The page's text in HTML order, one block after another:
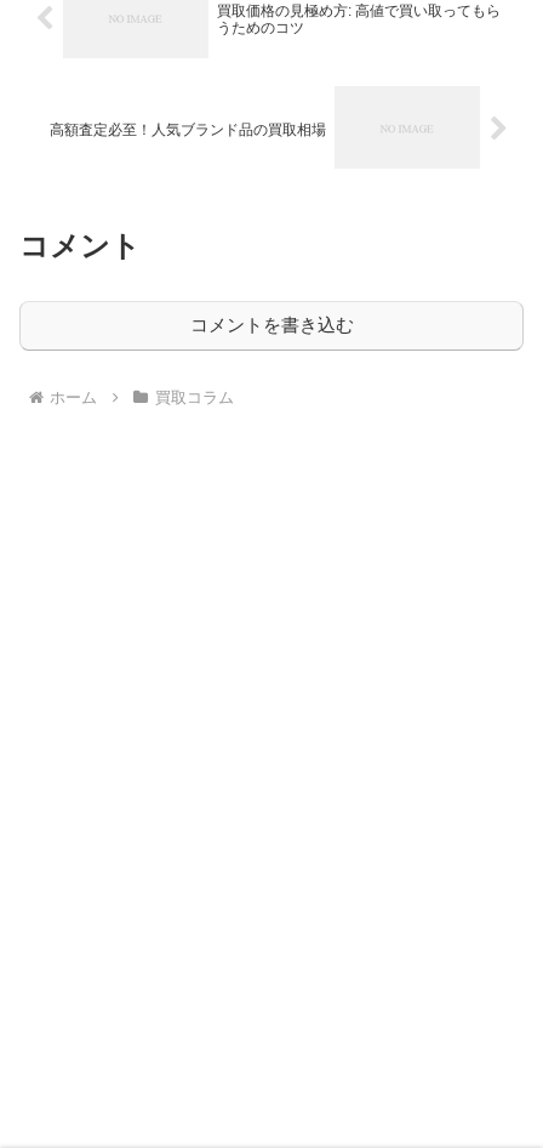
買取価格の見極め方: 高値で買い取ってもら
うためのコツ
高額査定必至！人気ブランド品の買取相場
コメント
コメントを書き込む
ホーム 買取コラム